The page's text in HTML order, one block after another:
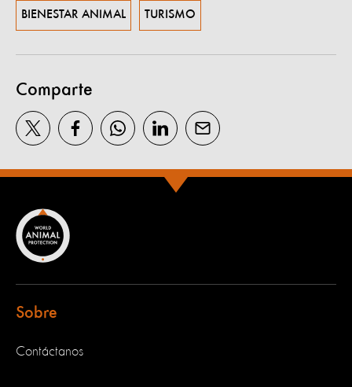
BIENESTAR ANIMAL TURISMO
Comparte
Sobre
Contáctanos